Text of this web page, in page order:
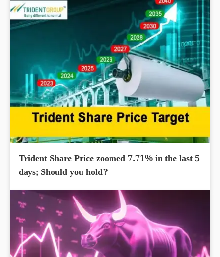
Trident Share Price zoomed 7.71% in the last 5
days; Should you hold?